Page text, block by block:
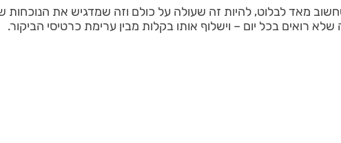
מאד לבלוט, להיות זה שעולה על כולם וזה שמדגיש את הנוכחות
רואים בכל יום – וישלוף אותו בקלות מבין ערימת כרטיסי הביקור.